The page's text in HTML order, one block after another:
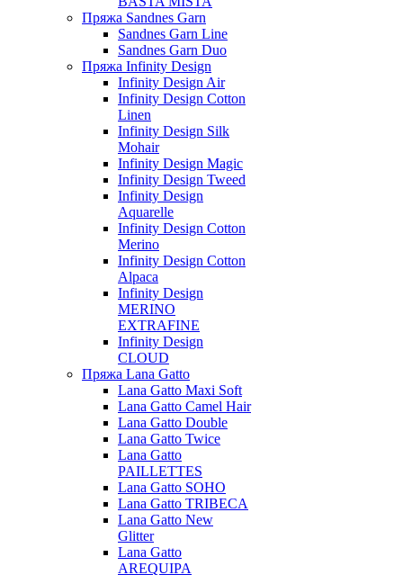
Пряжа Sandnes Garn
Sandnes Garn Line
Sandnes Garn Duo
Пряжа Infinity Design
Infinity Design Air
Infinity Design Cotton
Linen
Infinity Design Silk
Mohair
Infinity Design Magic
Infinity Design Tweed
Infinity Design
Aquarelle
Infinity Design Cotton
Merino
Infinity Design Cotton
Alpaca
Infinity Design
MERINO
EXTRAFINE
Infinity Design
CLOUD
Пряжа Lana Gatto
Lana Gatto Maxi Soft
Lana Gatto Camel Hair
Lana Gatto Double
Lana Gatto Twice
Lana Gatto
PAILLETTES
Lana Gatto SOHO
Lana Gatto TRIBECA
Lana Gatto New
Glitter
Lana Gatto
AREQUIPA